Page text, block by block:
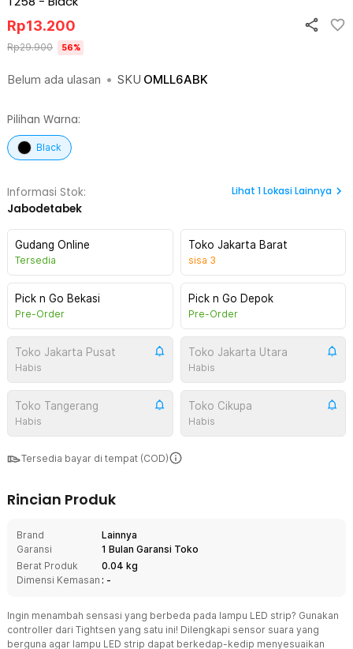
Belum ada ulasan • SKU OMLL6ABK
Rp13.200
Rp29.900 56%
Pilihan Warna:
Black
Informasi Stok:
Jabodetabek
Lihat 1Lokasi Lainnya
Gudang Online
Tersedia
Toko Jakarta Barat
sisa 3
Pick n Go Bekasi
Pre-Order
Pick n Go Depok
Pre-Order
Toko Jakarta Pusat
Habis
Toko Jakarta Utara
Habis
Toko Tangerang
Habis
Toko Cikupa
Habis
Tersedia bayar di tempat (COD)
Rincian Produk
Brand
Lainnya
Garansi
1 Bulan Garansi Toko
Berat Produk
0.04 kg
Dimensi Kemasan : -
Ingin menambah sensasi yang berbeda pada lampu LED strip? Gunakan
controller dari Tightsen yang satu ini! Dilengkapi sensor suara yang
berguna agar lampu LED strip dapat berkedap-kedip menyesuaikan